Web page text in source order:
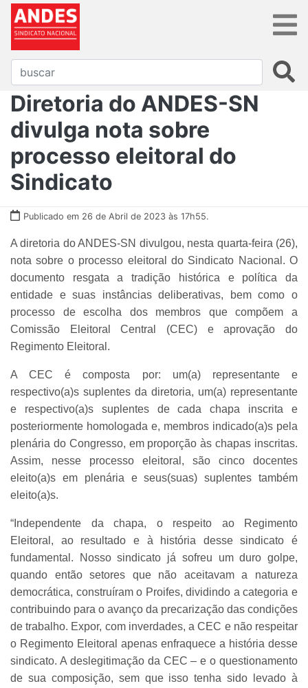
Diretoria do ANDES-SN
divulga nota sobre
processo eleitoral do
Sindicato
Publicado em 26 de Abril de 2023 às 17h55.
A diretoria do ANDES-SN divulgou, nesta quarta-feira (26),
nota sobre o processo eleitoral do Sindicato Nacional. O
documento resgata a tradição histórica e política da
entidade e suas instâncias deliberativas, bem como o
processo de escolha dos membros que compõem a
Comissão Eleitoral Central (CEC) e aprovação do
Regimento Eleitoral.
A CEC é composta por: um(a) representante e
respectivo(a)s suplentes da diretoria, um(a) representante
e respectivo(a)s suplentes de cada chapa inscrita e
posteriormente homologada e, membros indicado(a)s pela
plenária do Congresso, em proporção às chapas inscritas.
Assim, nesse processo eleitoral, são cinco docentes
eleito(a)s em plenária e seus(suas) suplentes também
eleito(a)s.
“Independente da chapa, o respeito ao Regimento
Eleitoral, ao resultado e à história desse sindicato é
fundamental. Nosso sindicato já sofreu um duro golpe,
quando então setores que não aceitavam a natureza
democrática, construíram o Proifes, dividindo a categoria e
contribuindo para o avanço da precarização das condições
de trabalho. Expor, com inverdades, a CEC e não respeitar
o Regimento Eleitoral apenas enfraquece a história desse
sindicato. A deslegitimação da CEC – e o questionamento
de sua composição, sem que isso tenha sido levado à